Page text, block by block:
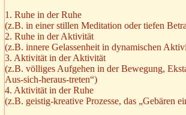
1. Ruhe in der Ruhe
(z.B. in einer stillen Meditation oder tiefen
2. Ruhe in der Aktivität
(z.B. innere Gelassenheit in dynamischen
3. Aktivität in der Aktivität
(z.B. völliges Aufgehen in der Bewegung,
Aus-sich-heraus-treten“)
4. Aktivität in der Ruhe
(z.B. geistig-kreative Prozesse, das „Gebären